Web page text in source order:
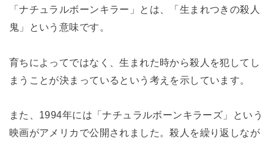
「ナチュラルボーンキラー」とは、「生まれつきの殺人
鬼」という意味です。
育ちによってではなく、生まれた時から殺人を犯してし
まうことが決まっているという考えを示しています。
また、1994年には「ナチュラルボーンキラーズ」という
映画がアメリカで公開されました。殺人を繰り返しなが